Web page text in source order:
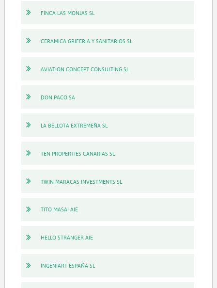
FINCA LAS MONJAS SL
CERAMICA GRIFERIA Y SANITARIOS SL
AVIATION CONCEPT CONSULTING SL
DON PACO SA
LA BELLOTA EXTREMEÑA SL
TEN PROPERTIES CANARIAS SL
TWIN MARACAS INVESTMENTS SL
TITO MASAI AIE
HELLO STRANGER AIE
INGENIART ESPAÑA SL